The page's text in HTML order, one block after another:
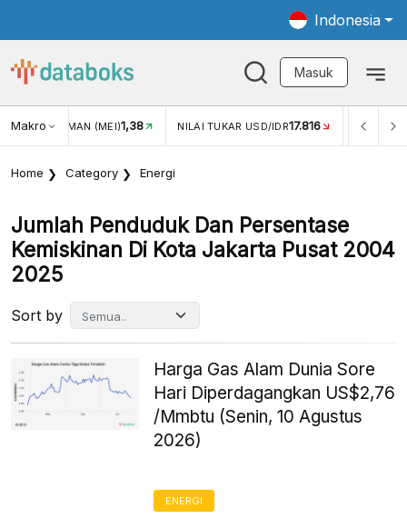
Indonesia
Masuk
MakroWISMAN (MEI)1,38 NILAI TUKAR USD/IDR17.816 INFLASI
Home Category Energi
Jumlah Penduduk Dan Persentase
Kemiskinan Di Kota Jakarta Pusat 2004
2025
Sort by
Harga Gas Alam Dunia Sore
Hari Diperdagangkan US$2,76
/Mmbtu (Senin, 10 Agustus
2026)
ENERGI